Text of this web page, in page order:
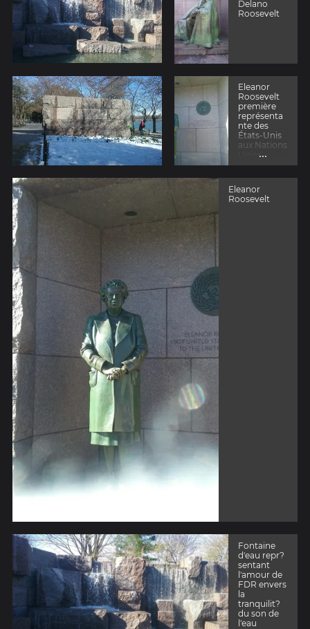
Delano
Roosevelt
Eleanor
Roosevelt
première
représenta
nte des
États-Unis
aux Nations
Unies...
Eleanor
Roosevelt
Fontaine
d'eau repr?
sentant
l'amour de
FDR envers
la
tranquilit?
du son de
l'eau